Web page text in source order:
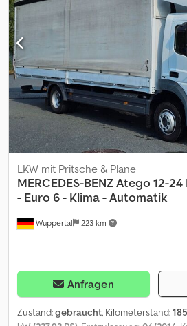
(0130) Druckluftbremsanlage 1+ 2 Leiter
(0150) Mitas R30 (0170) Mitas R42
(0200) EHR Heck Dodpfsy Eixgox
Lageregelung (0220) Frontzapfwelle
Hydraulik (0240) Kabinenfederung
Klimaanlage (0260) Luftsitz (0270)
manuell (0290) Telemetrie (0300)
Vollkabine (0330)
Lenksystem (0350) Arbeitsscheinwerfer
Rundumleuchte (0370) Frontlader
Wuppertal 223 km
LKW mit Pritsche & Plane
MERCEDES-BENZAtego 12-24
- Euro 6 - Klima - Automatik
Anfragen
Zustand:gebraucht, Kilometerstand: